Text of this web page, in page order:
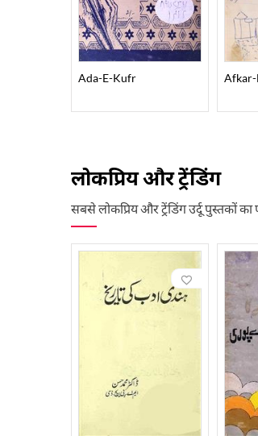
Ada-E-Kufr
लोकप्रिय और ट्रेंडिंग
सबसे लोकप्रिय और ट्रेंडिंग उर्दू पुस्तकों का